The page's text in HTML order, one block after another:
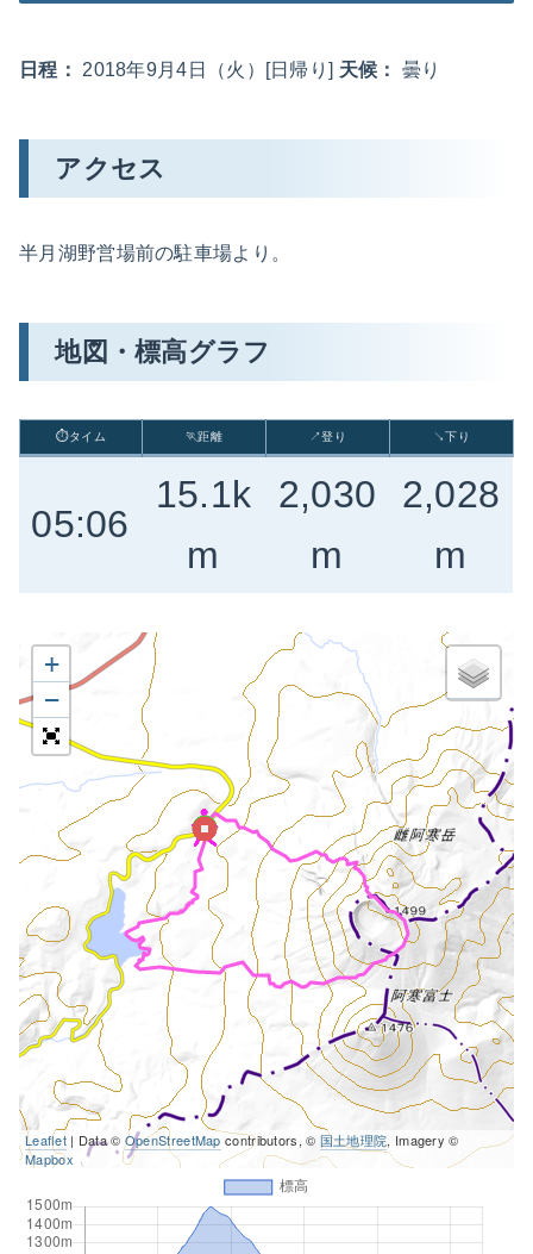
日程： 2018年9月4日（火）[日帰り] 天候： 曇り
アクセス
半月湖野営場前の駐車場より。
地図・標高グラフ
⏱タイム 🏃距離 ↗登り ↘下り
05:06
15.1k
m
2,030
m
2,028
m
+
−
Leaflet| Data © OpenStreetMap contributors, © 国土地理院, Imagery ©
Mapbox